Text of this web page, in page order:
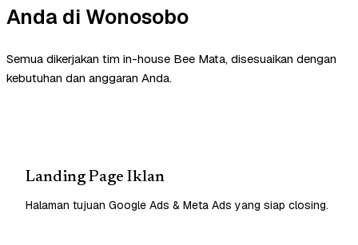
Anda di Wonosobo
Semua dikerjakan tim in-house Bee Mata, disesuaikan dengan
kebutuhan dan anggaran Anda.
Landing Page Iklan
Halaman tujuan Google Ads & Meta Ads yang siap closing.